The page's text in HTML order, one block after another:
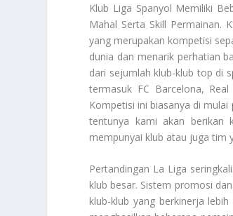
Klub Liga Spanyol Memiliki
Mahal Serta Skill Permainan.
yang merupakan kompetisi
dunia dan menarik perhatian
dari sejumlah klub-klub top di
termasuk FC Barcelona,
Kompetisi ini biasanya di
tentunya kami akan berikan
mempunyai klub atau juga tim
Pertandingan La Liga
klub besar. Sistem promosi
klub-klub yang berkinerja